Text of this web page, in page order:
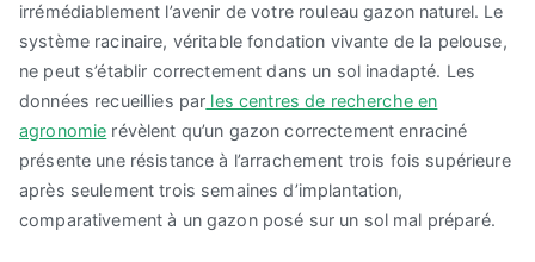
irrémédiablement l’avenir de votre rouleau gazon naturel. Le
système racinaire, véritable fondation vivante de la pelouse,
ne peut s’établir correctement dans un sol inadapté. Les
données recueillies par les centres de recherche en
agronomie révèlent qu’un gazon correctement enraciné
présente une résistance à l’arrachement trois fois supérieure
après seulement trois semaines d’implantation,
comparativement à un gazon posé sur un sol mal préparé.